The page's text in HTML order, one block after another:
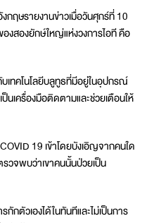
กฤษรายงานข่าวเมื่อวันศุกร์ที่ 10
งสองยักษ์ใหญ่แห่งวงการไอที คือ
ทคโนโลยีบลูทูธที่มีอยู่ในอุปกรณ์
นเครื่องมือติดตามและช่วยเตือนให้
19 เข้าโดยบังเอิญจากคนใด
รวจพบว่าเขาคนนั้นป่วยเป็น
กักตัวเองได้ในทันทีและไม่เป็นการ